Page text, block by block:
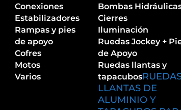
Conexiones
Estabilizadores
Rampas y pies
de apoyo
Cofres
Motos
Varios
Bombas
Cierres
Iluminación
Ruedas Jockey +
de Apoyo
Ruedas llantas y
tapacubos
LLANTAS DE
ALUMINIO Y